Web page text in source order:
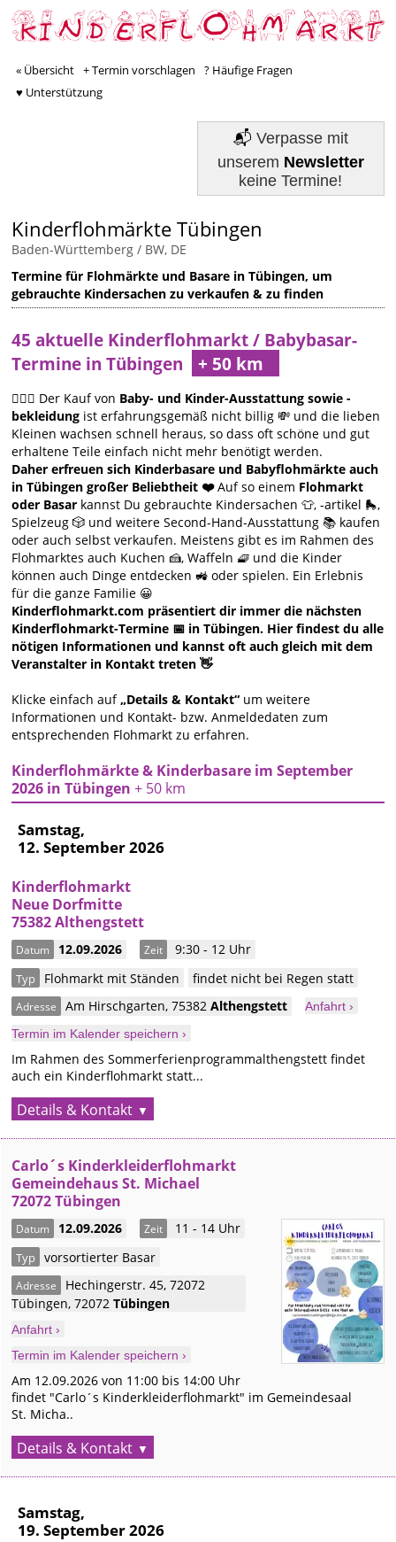
« Übersicht + Termin vorschlagen
? Häufige Fragen
♥ Unterstützung
📬 Verpasse mit
unserem Newsletter
keine Termine!
Kinderflohmärkte Tübingen
Baden-Württemberg / BW, DE
Termine für Flohmärkte und Basare in Tübingen, um
gebrauchte Kindersachen zu verkaufen & zu finden
45 aktuelle Kinderflohmarkt / Babybasar-
Termine in Tübingen
🙋🏻‍♀️ Der Kauf von Baby- und Kinder-Ausstattung sowie -
bekleidung ist erfahrungsgemäß nicht billig 💸 und die lieben
Kleinen wachsen schnell heraus, so dass oft schöne und gut
erhaltene Teile einfach nicht mehr benötigt werden.
Daher erfreuen sich Kinderbasare und Babyflohmärkte auch
in Tübingen großer Beliebtheit ❤️Auf so einem Flohmarkt
oder Basar kannst Du gebrauchte Kindersachen 👕, -artikel 🛼,
Spielzeug 🎲 und weitere Second-Hand-Ausstattung 📚 kaufen
oder auch selbst verkaufen. Meistens gibt es im Rahmen des
Flohmarktes auch Kuchen 🍰, Waffeln 🧇 und die Kinder
können auch Dinge entdecken 🚜 oder spielen. Ein Erlebnis
für die ganze Familie 😀
Kinderflohmarkt.com präsentiert dir immer die nächsten
Kinderflohmarkt-Termine 📅 in Tübingen. Hier findest du alle
nötigen Informationen und kannst oft auch gleich mit dem
Veranstalter in Kontakt treten 👋
Klicke einfach auf„Details & Kontakt“ um weitere
Informationen und Kontakt- bzw. Anmeldedaten zum
entsprechenden Flohmarkt zu erfahren.
Kinderflohmärkte & Kinderbasare im September
2026 in Tübingen+ 50 km
Samstag,
12. September 2026
Kinderflohmarkt
Neue Dorfmitte
75382 Althengstett
Datum 12.09.2026 Zeit 9:30 - 12 Uhr
Typ Flohmarkt mit Ständen findet nicht bei Regen statt
Adresse Am Hirschgarten,75382Althengstett
Anfahrt ›
Termin im Kalender speichern ›
Im Rahmen des Sommerferienprogrammalthengstett findet
auch ein Kinderflohmarkt statt...
Details & Kontakt
Carlo´s Kinderkleiderflohmarkt
Gemeindehaus St. Michael
72072 Tübingen
Datum 12.09.2026 Zeit 11 - 14 Uhr
Typ vorsortierter Basar
Adresse
Hechingerstr. 45, 72072
Tübingen,72072Tübingen
Anfahrt ›
Termin im Kalender speichern ›
Am 12.09.2026 von 11:00 bis 14:00 Uhr
findet "Carlo´s Kinderkleiderflohmarkt" im Gemeindesaal
St. Micha..
Details & Kontakt
Samstag,
19. September 2026